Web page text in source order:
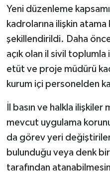
Yeni düzenleme
kadrolarına ilişkin
şekillendirildi. Daha
açık olan il sivil toplumla
etüt ve proje müdürü
kurum içi personelden
İl basın ve halkla
mevcut uygulama
da görev yeri
bulunduğu veya denk
tarafından